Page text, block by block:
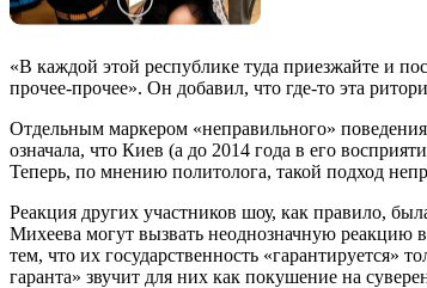
«В каждой этой республике туда приезжайте и
прочее-прочее». Он добавил, что где-то эта
Отдельным маркером «неправильного»
означала, что Киев (а до 2014 года в его
Теперь, по мнению политолога, такой подход
Реакция других участников шоу, как правило,
Михеева могут вызвать неоднозначную реакцию
тем, что их государственность «гарантируется»
гаранта» звучит для них как покушение на